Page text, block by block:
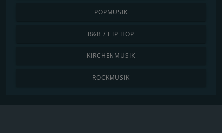
POPMUSIK
R&B / HIP HOP
KIRCHENMUSIK
ROCKMUSIK